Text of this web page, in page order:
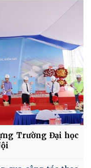
Trường Đại học